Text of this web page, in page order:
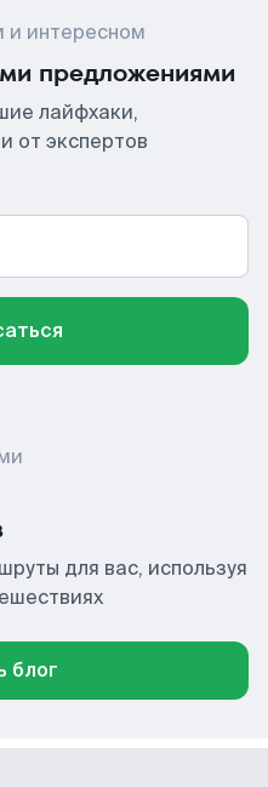
и интересном
предложениями
лайфхаки,
от экспертов
для вас, используя
блог